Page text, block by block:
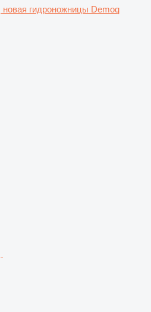
новая гидроножницы Demoq